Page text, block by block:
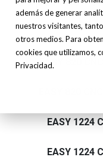
además de generar
nuestros visitantes,
otros medios. Para
cookies que utilizamos,
Privacidad.EASY 820
EASY 820
EASY 1224
EASY 1224